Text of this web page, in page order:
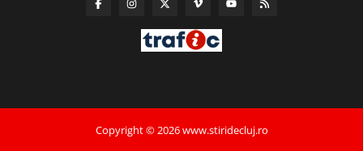
Copyright © 2026 www.stiridecluj.ro